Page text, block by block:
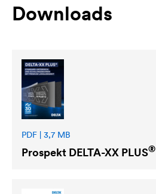
Downloads
PDF | 3,7 MB
Prospekt DELTA-XX PLUS®